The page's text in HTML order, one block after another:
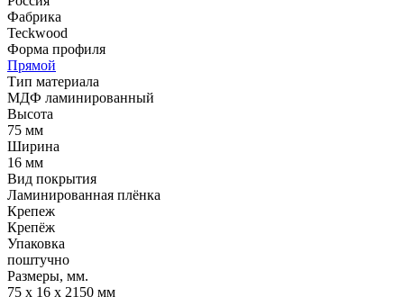
Фабрика
Teckwood
Форма профиля
Прямой
Тип материала
МДФ ламинированный
Высота
75 мм
Ширина
16 мм
Вид покрытия
Ламинированная плёнка
Крепеж
Крепёж
Упаковка
поштучно
Размеры, мм.
75 х 16 х 2150 мм